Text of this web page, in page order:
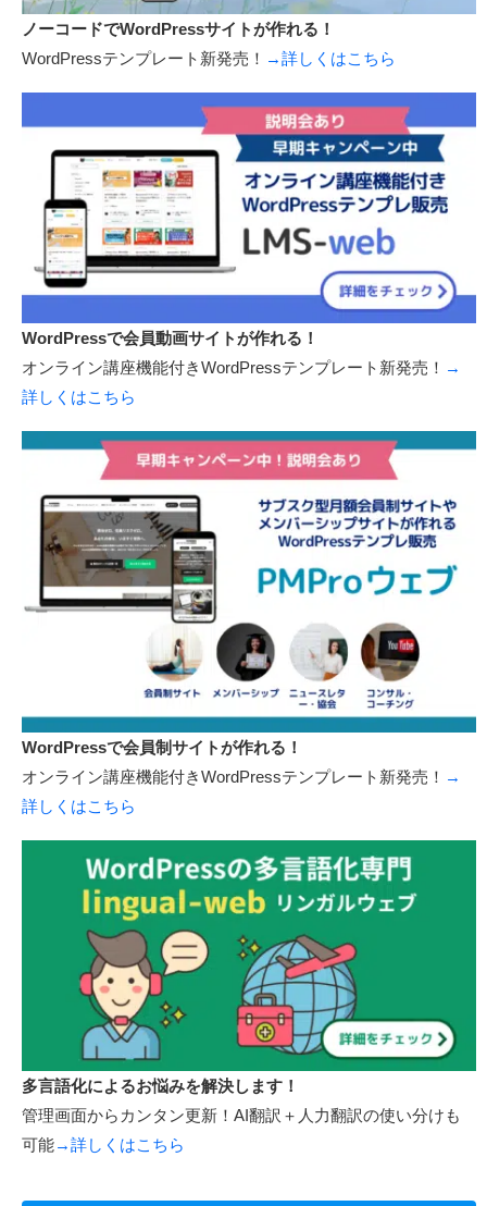
ノーコードでWordPressサイトが作れる！
WordPressテンプレート新発売！ →詳しくはこちら
WordPressで会員動画サイトが作れる！
オンライン講座機能付きWordPressテンプレート新発売！ →
詳しくはこちら
WordPressで会員制サイトが作れる！
オンライン講座機能付きWordPressテンプレート新発売！ →
詳しくはこちら
多言語化によるお悩みを解決します！
管理画面からカンタン更新！AI翻訳＋人力翻訳の使い分けも
可能→詳しくはこちら